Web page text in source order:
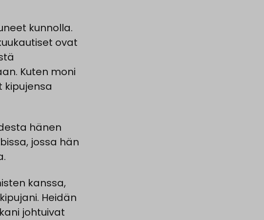
kunnolla.
ovat
Kuten moni
kipujensa
hänen
jossa hän
kanssa,
Heidän
johtuivat